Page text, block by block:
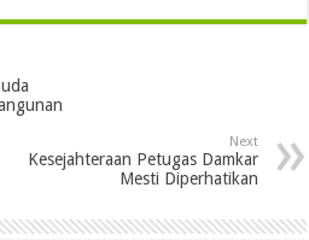
Next
Kesejahteraan Petugas Damkar
Mesti Diperhatikan